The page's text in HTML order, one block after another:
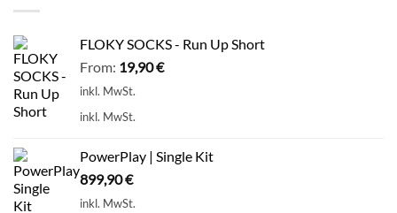
FLOKY SOCKS - Run Up Short
From: 19,90€
inkl. MwSt.
inkl. MwSt.
PowerPlay | Single Kit
899,90€
inkl. MwSt.